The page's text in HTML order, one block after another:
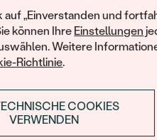
auf „Einverstanden und
können Ihre Einstellungen
Weitere
Richtlinie.
COOKIES
VERWENDEN